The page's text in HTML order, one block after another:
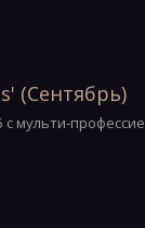
(Сентябрь)
с мульти-